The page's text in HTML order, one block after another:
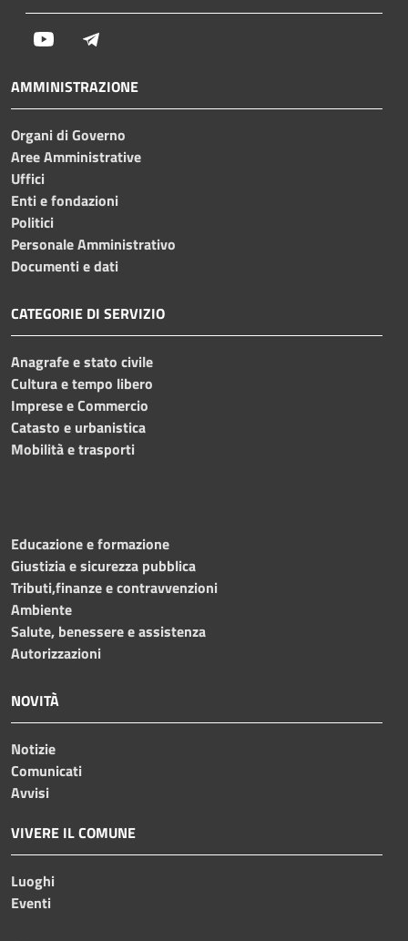
Youtube
AMMINISTRAZIONE
Organi di Governo
Aree Amministrative
Uffici
Enti e fondazioni
Politici
Personale Amministrativo
Documenti e dati
CATEGORIE DI SERVIZIO
Anagrafe e stato civile
Cultura e tempo libero
Imprese e Commercio
Catasto e urbanistica
Mobilità e trasporti
Educazione e formazione
Giustizia e sicurezza pubblica
Tributi,finanze e contravvenzioni
Ambiente
Salute, benessere e assistenza
Autorizzazioni
NOVITÀ
Notizie
Comunicati
Avvisi
VIVERE IL COMUNE
Luoghi
Eventi